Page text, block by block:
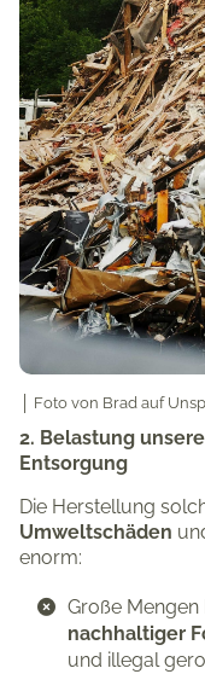
Foto von Brad auf
2. Belastung
Entsorgung
Die Herstellung
Umweltschäden
enorm:
Große
nachhaltiger
und illegal